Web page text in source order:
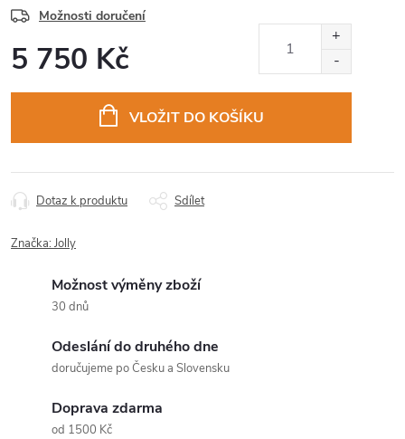
Možnosti doručení
5 750 Kč
VLOŽIT DO KOŠÍKU
Dotaz k produktu Sdílet
Značka:Jolly
Možnost výměny zboží
30 dnů
Odeslání do druhého dne
doručujeme po Česku a Slovensku
Doprava zdarma
od 1500 Kč